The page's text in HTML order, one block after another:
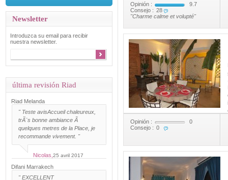
Opinión :
9.7
Consejo : 28
"Charme calme et volupté"
Opinión :
0
Consejo : 0
Newsletter
Introduzca su email para recibir
nuestra newsletter.
última revisión Riad
Riad Melanda
" Teste avisAccueil chaleureux,
trÃ¨s bonne ambiance Ã
quelques metres de la Place, je
recommande vivement. "
Nicolas, 25 avril 2017
Difani Marrakech
"EXCELLENT